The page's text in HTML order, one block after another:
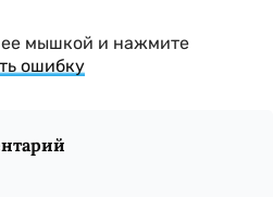
мышкой и нажмите
ошибку